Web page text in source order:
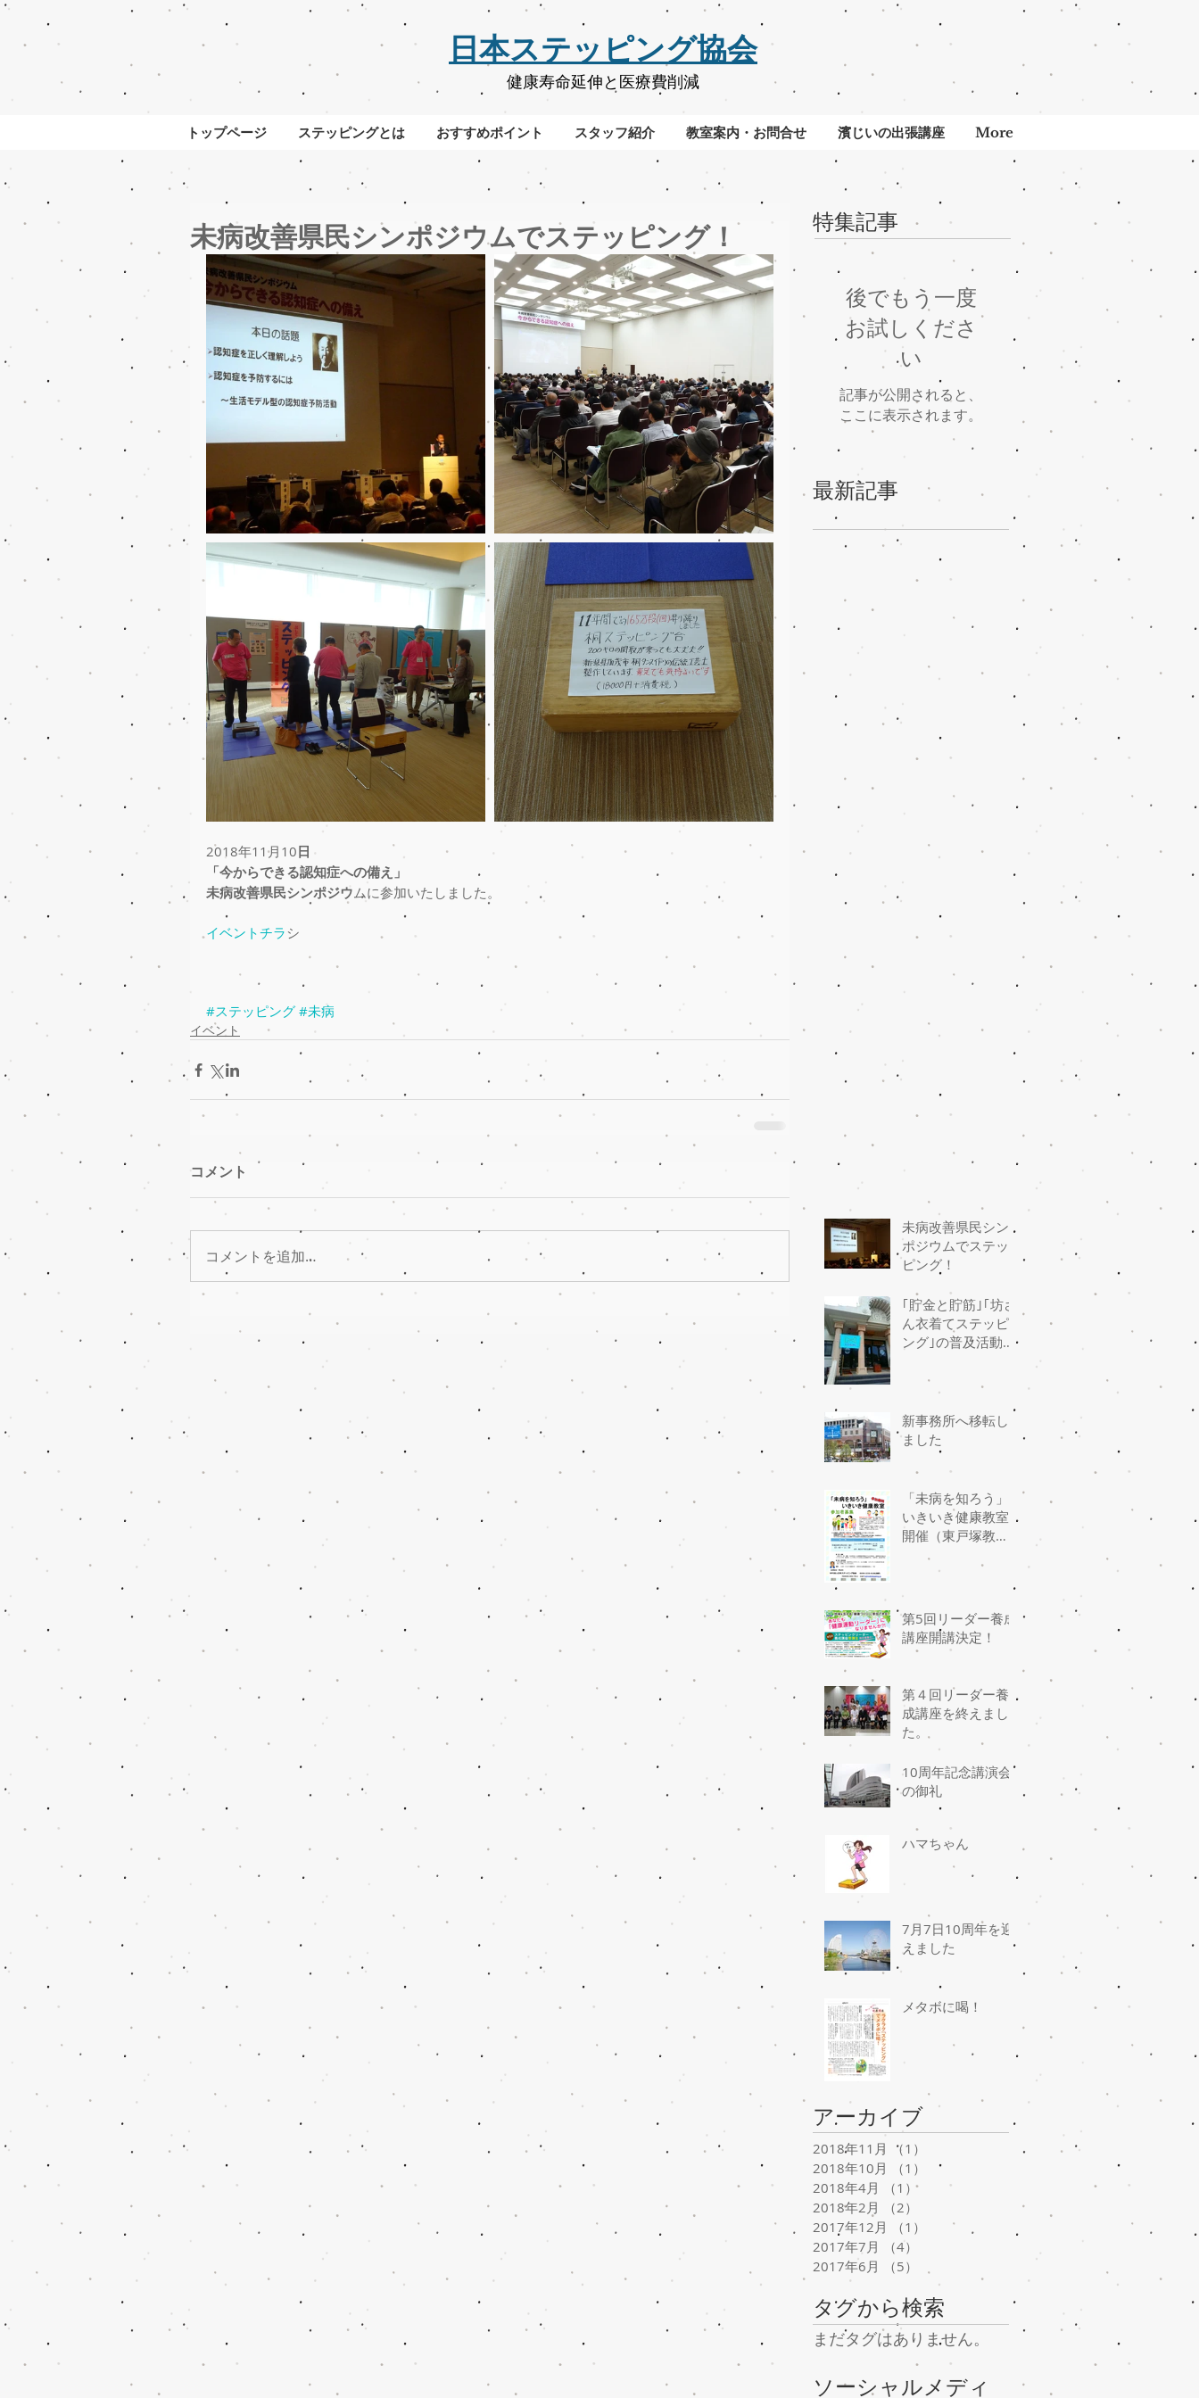
​日本ステッピング協会
健康寿命延伸と医療費削減
トップページ ステッピングとは おすすめポイント スタッフ紹介 教室案内・お問合せ 濱じいの出張講座 More
未病改善県民シンポジウムでステッピング！
2018年11月10日
「今からできる認知症への備え」
未病改善県民シンポジウムに参加いたしました。
イベントチラ シ
#ステッピング #未病
イベント
コメント
コメントを追加…
特集記事
後でもう一度
お試しくださ
い
記事が公開されると、
ここに表示されます。
最新記事
未病改善県民シン
ポジウムでステッ
ピング！
｢貯金と貯筋｣｢坊さ
ん衣着てステッピ
ング｣の普及活動は
新事務所へ移転し
ました
「未病を知ろう」
いきいき健康教室
開催（東戸塚教
室）
第5回リーダー養成
講座開講決定！
第４回リーダー養
成講座を終えまし
た。
10周年記念講演会
の御礼
ハマちゃん
7月7日10周年を迎
えました
メタボに喝！
アーカイブ
2018年11月 （1）
2018年10月
（1）
1件の記事
2018年4月
（1）1件の記事
2018年2月
（2）
2017年12月
（1）
1件の記事
2017年7月
（4）
2017年6月
（5）
タグから検索
まだタグはありません。
ソーシャルメディ